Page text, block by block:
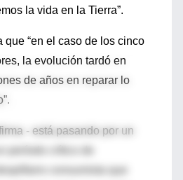
la vida en la Tierra”.
que “en el caso de los cinco
la evolución tardó en
de años en reparar lo
- está pasando por un
consumista que